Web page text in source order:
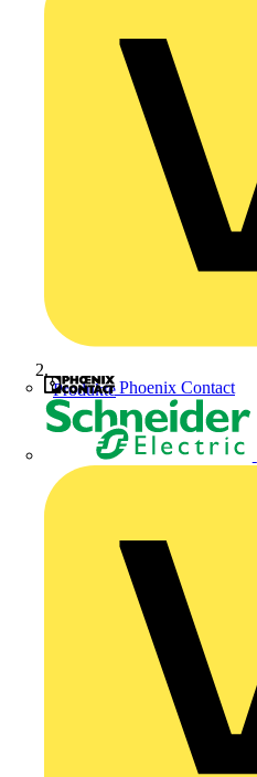
Phoenix Contact
Produkte